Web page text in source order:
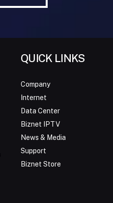
QUICK LINKS
Company
Internet
Data Center
Biznet IPTV
News & Media
Support
Biznet Store